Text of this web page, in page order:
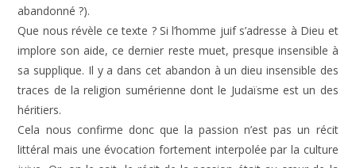
abandonné ?).
Que nous révèle ce texte ? Si l’homme juif s’adresse à Dieu et
implore son aide, ce dernier reste muet, presque insensible à
sa supplique. Il y a dans cet abandon à un dieu insensible des
traces de la religion sumérienne dont le Judaïsme est un des
héritiers.
Cela nous confirme donc que la passion n’est pas un récit
littéral mais une évocation fortement interpolée par la culture